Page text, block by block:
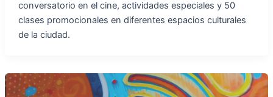
conversatorio en el cine, actividades especiales y 50
clases promocionales en diferentes espacios culturales
de la ciudad.